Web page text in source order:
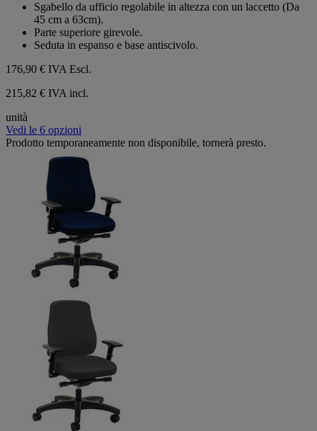
Sgabello da ufficio regolabile in altezza con un laccetto (Da
45 cm a 63cm).
Parte superiore girevole.
Seduta in espanso e base antiscivolo.
176,90 € IVA Escl.
215,82 € IVA incl.
unità
Vedi le 6 opzioni
Prodotto temporaneamente non disponibile, tornerà presto.